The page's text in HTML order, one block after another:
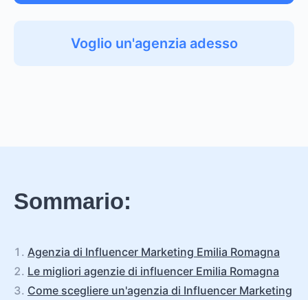
Voglio un'agenzia adesso
Sommario:
Agenzia di Influencer Marketing Emilia Romagna
Le migliori agenzie di influencer Emilia Romagna
Come scegliere un'agenzia di Influencer Marketing